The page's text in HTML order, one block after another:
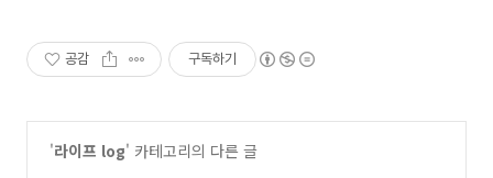
공감 구독하기
'라이프 log' 카테고리의 다른 글